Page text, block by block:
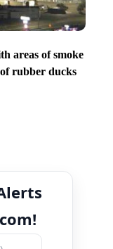
areas of smoke
rubber ducks